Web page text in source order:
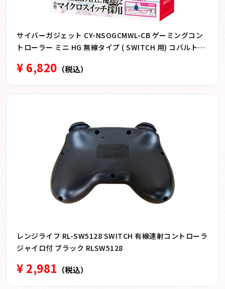
サイバーガジェット CY-NSOGCMWL-CB ゲーミングコン
トローラー ミニ HG 無線タイプ ( SWITCH 用) コバルトブ
¥ 6,820 （税込）
レンジライフ RL-SW5128 SWITCH 有線連射コントローラ
ジャイロ付 ブラック RLSW5128
¥ 2,981 （税込）